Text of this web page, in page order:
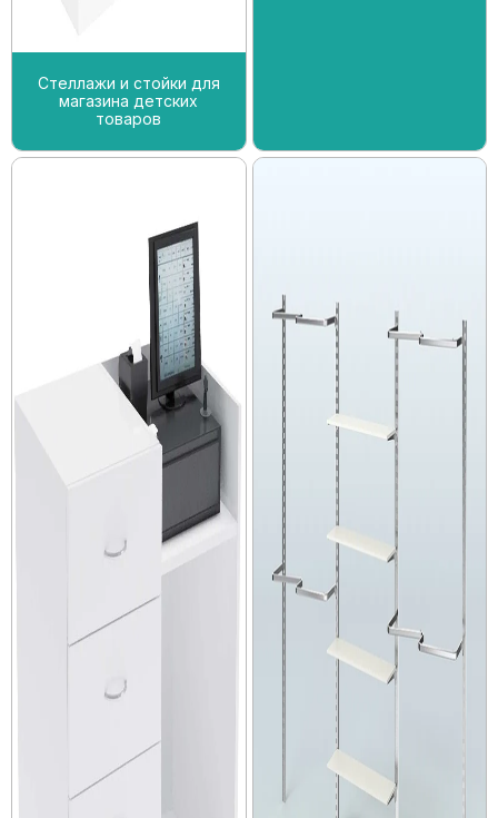
Стеллажи и стойки для
магазина детских
товаров